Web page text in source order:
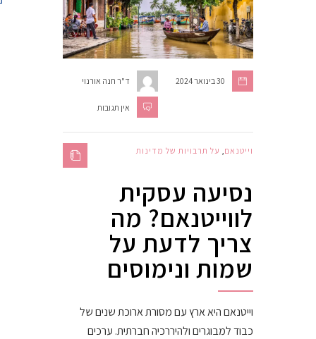
ד"ר חנה אורנוי 30 בינואר 2024
אין תגובות
וייטנאם על תרבויות של מדינות
נסיעה עסקית
לווייטנאם? מה
צריך לדעת על
שמות ונימוסים
וייטנאם היא ארץ עם מסורת ארוכת שנים של
כבוד למבוגרים ולהיררכיה חברתית. ערכים